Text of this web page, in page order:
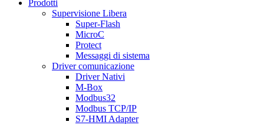
Prodotti
Supervisione Libera
Super-Flash
MicroC
Protect
Messaggi di sistema
Driver comunicazione
Driver Nativi
M-Box
Modbus32
Modbus TCP/IP
S7-HMI Adapter